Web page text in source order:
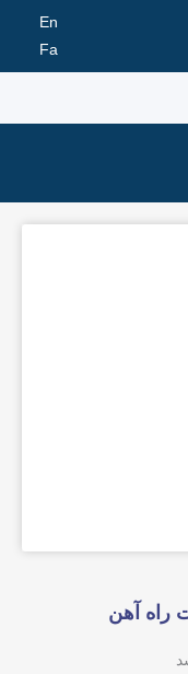
En
Fa
راه آهن